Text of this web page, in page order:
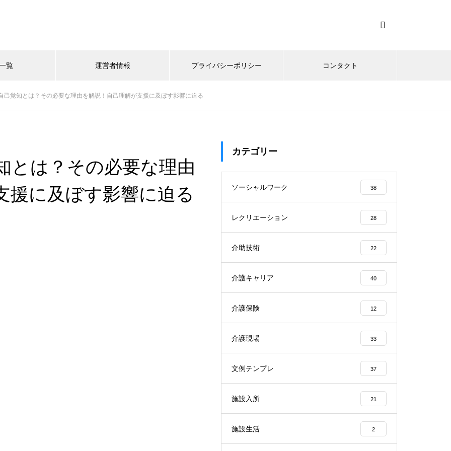
覧 運営者情報 プライバシーポリシー コンタクト
己覚知とは？その必要な理由を解説！自己理解が支援に及ぼす影響に迫る
とは？その必要な理由
援に及ぼす影響に迫る
カテゴリー
ソーシャルワーク 38
レクリエーション 28
介助技術 22
介護キャリア 40
介護保険 12
介護現場 33
文例テンプレ 37
施設入所 21
施設生活 2